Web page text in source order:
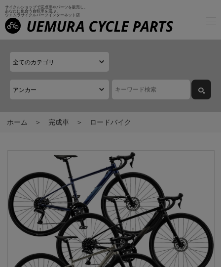
サイクルショップで完成車やパーツを販売し、
あなたに似合う自転車を選ぶ、
ウエムラサイクルパーツインターネット店
ホーム 完成車 ロードバイク